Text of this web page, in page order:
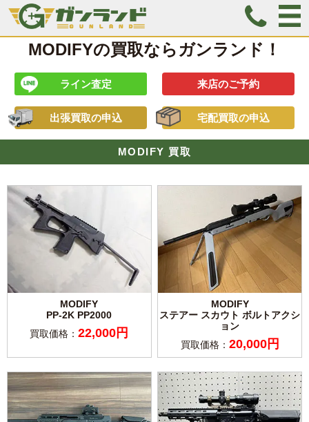
MODIFYの買取ならガンランド！
ライン査定 来店のご予約
出張買取の申込 宅配買取の申込
MODIFY 買取
MODIFY
PP-2K PP2000
買取価格：22,000円
MODIFY
ステアー スカウト ボルトアクシ
ョン
買取価格： 20,000円